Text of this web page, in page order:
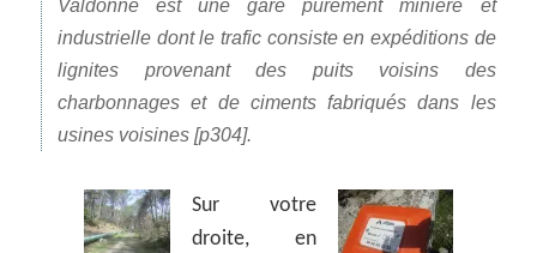
Valdonne est une gare purement minière et
industrielle dont le trafic consiste en expéditions de
lignites provenant des puits voisins des
charbonnages et de ciments fabriqués dans les
usines voisines [p304].
Sur votre
droite, en